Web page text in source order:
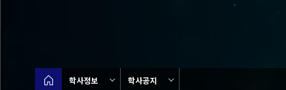
학사정보 학사공지